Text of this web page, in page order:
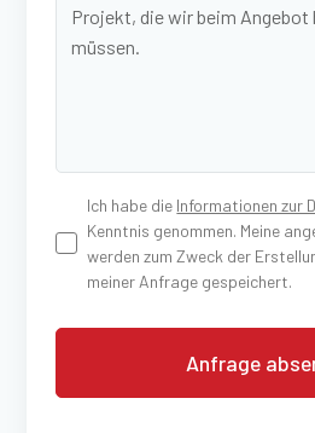
Ich habe die Informationen zur
Kenntnis genommen. Meine
werden zum Zweck der
meiner Anfrage gespeichert.